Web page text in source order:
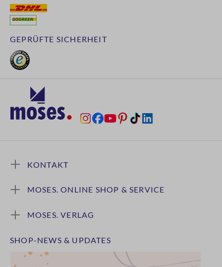
GEPRÜFTE SICHERHEIT
KONTAKT
MOSES. ONLINE SHOP & SERVICE
MOSES. VERLAG
SHOP-NEWS & UPDATES